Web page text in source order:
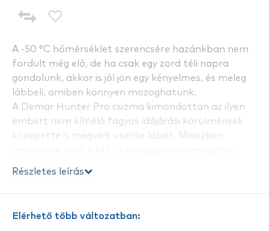
A -50 °C hőmérséklet szerencsére hazánkban nem
fordult még elő, de ha csak egy zord téli napra
gondolunk, akkor is jól jön egy kényelmes, és meleg
lábbeli, amiben könnyen mozoghatunk.
A Demar Hunter Pro csizma kimondottan az ilyen
embert nem kímélő fagyos időjárási körülmények
közepette is megvédi viselője lábát. Miközben
talpa bekeményedni.
Részletes leírás
Elérhető több változatban: